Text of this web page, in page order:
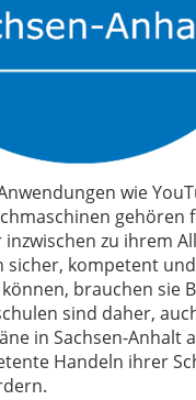
wie
gehören
zu ihrem
sicher, kompetent
brauchen sie
sind daher,
in Sachsen-Anhalt
Handeln ihrer